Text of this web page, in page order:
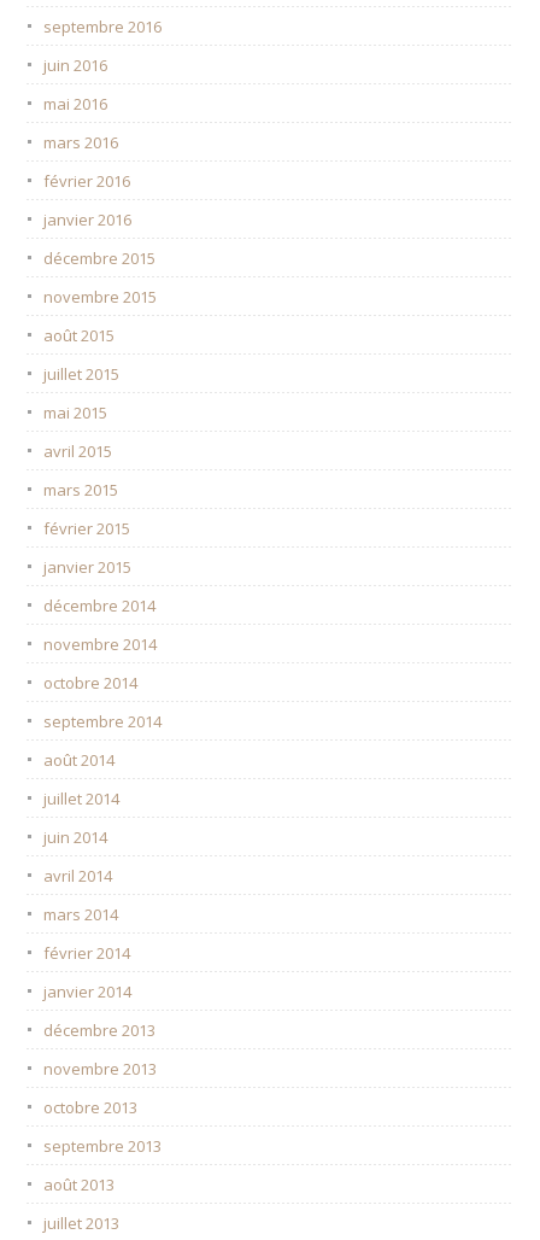
septembre 2016
juin 2016
mai 2016
mars 2016
février 2016
janvier 2016
décembre 2015
novembre 2015
août 2015
juillet 2015
mai 2015
avril 2015
mars 2015
février 2015
janvier 2015
décembre 2014
novembre 2014
octobre 2014
septembre 2014
août 2014
juillet 2014
juin 2014
avril 2014
mars 2014
février 2014
janvier 2014
décembre 2013
novembre 2013
octobre 2013
septembre 2013
août 2013
juillet 2013